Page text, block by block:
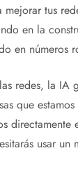
tus
en la
en números
redes, la IA
que
usar